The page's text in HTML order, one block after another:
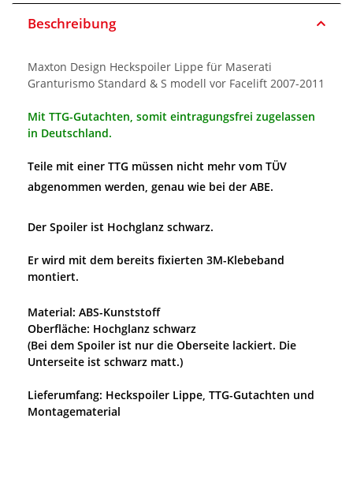
Beschreibung
Maxton Design Heckspoiler Lippe für Maserati
Granturismo Standard & S modell vor Facelift 2007-2011
Mit TTG-Gutachten, somit eintragungsfrei zugelassen
in Deutschland.
Teile mit einer TTG müssen nicht mehr vom TÜV
abgenommen werden, genau wie bei der ABE.
Der Spoiler ist Hochglanz schwarz.
Er wird mit dem bereits fixierten 3M-Klebeband
montiert.
Material: ABS-Kunststoff
Oberfläche: Hochglanz schwarz
(Bei dem Spoiler ist nur die Oberseite lackiert. Die
Unterseite ist schwarz matt.)
Lieferumfang: Heckspoiler Lippe, TTG-Gutachten und
Montagematerial